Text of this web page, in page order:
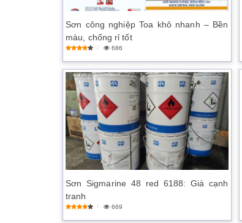
Sơn công nghiệp Toa khô nhanh – Bền
màu, chống rỉ tốt
686
Sơn Sigmarine 48 red 6188: Giá cạnh
tranh
669